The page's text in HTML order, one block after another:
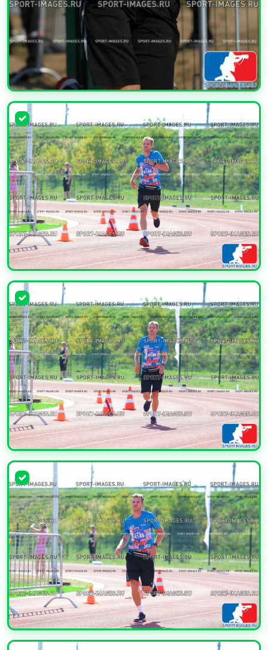
УВЕЛИЧИТЬ
УВЕЛИЧИТЬ
УВЕЛИЧИТЬ
УВЕЛИЧИТЬ